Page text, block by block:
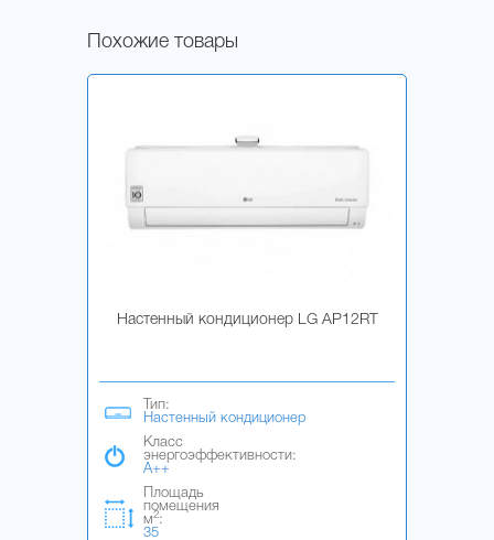
Похожие товары
Настенный кондиционер LG AP12RT
Тип:
Настенный кондиционер
Класс
энергоэффективности:
A++
Площадь
помещения
м2:
35